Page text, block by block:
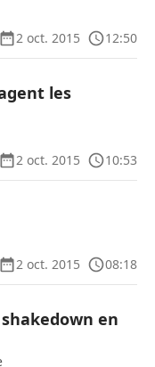
2 oct. 2015
12:50
les
2 oct. 2015
10:53
2 oct. 2015
08:18
en